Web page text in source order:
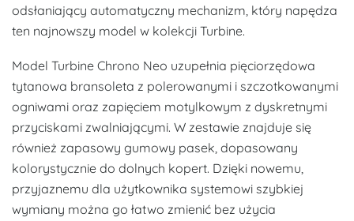
odsłaniający automatyczny mechanizm, który napędza
ten najnowszy model w kolekcji Turbine.
Model Turbine Chrono Neo uzupełnia pięciorzędowa
tytanowa bransoleta z polerowanymi i szczotkowanymi
ogniwami oraz zapięciem motylkowym z dyskretnymi
przyciskami zwalniającymi. W zestawie znajduje się
również zapasowy gumowy pasek, dopasowany
kolorystycznie do dolnych kopert. Dzięki nowemu,
przyjaznemu dla użytkownika systemowi szybkiej
wymiany można go łatwo zmienić bez użycia